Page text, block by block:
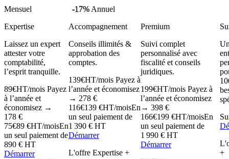
Mensuel -17% Annuel
Expertise
Laissez un expert
attester votre
comptabilité,
l’esprit tranquille.
89€HT/mois Payez
à l’année et
économisez →
178 €
75€89 €HT/moisEn
un seul paiement de
890 € HT
Démarrer
Accompagnement
Conseils illimités &
approbation des
comptes.
139€HT/mois Payez à
l’année et économisez
→ 278 €
116€139 €HT/moisEn
un seul paiement de
1 390 € HT
Démarrer
L'offre Expertise +
Premium
Suivi complet
personnalisé avec
fiscalité et conseils
juridiques.
199€HT/mois Payez à
l’année et économisez
→ 398 €
166€199 €HT/moisEn
un seul paiement de
1 990 € HT
Démarrer
+